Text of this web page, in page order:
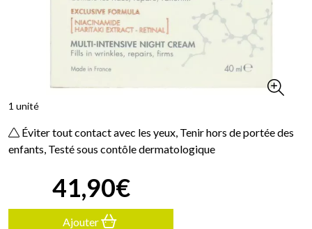
1 unité
Éviter tout contact avec les yeux, Tenir hors de portée des
enfants, Testé sous contôle dermatologique
41,90€
Ajouter